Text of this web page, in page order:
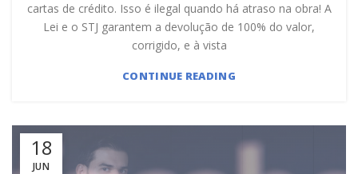
cartas de crédito. Isso é ilegal quando há atraso na obra! A
Lei e o STJ garantem a devolução de 100% do valor,
corrigido, e à vista
CONTINUE READING
18
JUN